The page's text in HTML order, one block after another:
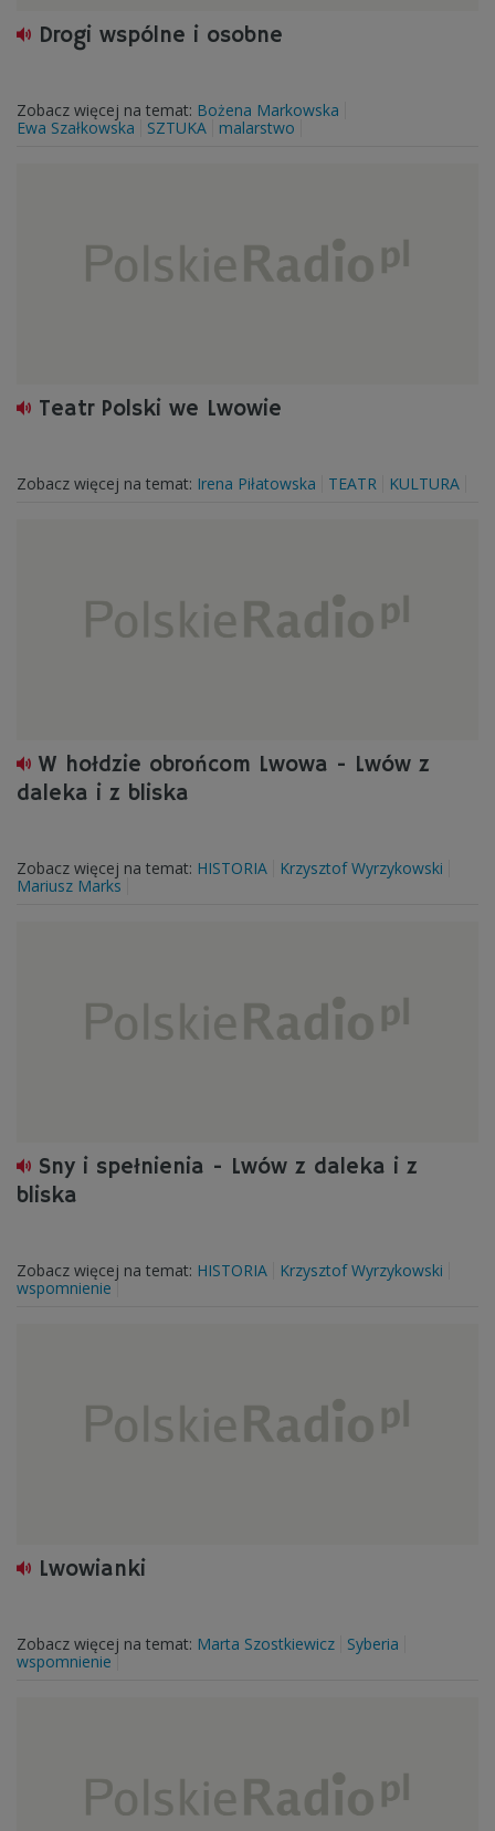
Drogi wspólne i osobne
Zobacz więcej na temat: Bożena Markowska
Ewa Szałkowska
SZTUKA malarstwo
Teatr Polski we Lwowie
Zobacz więcej na temat: Irena Piłatowska TEATR KULTURA
W hołdzie obrońcom Lwowa - Lwów z
daleka i z bliska
Zobacz więcej na temat: HISTORIA
Krzysztof Wyrzykowski
Mariusz Marks
Sny i spełnienia - Lwów z daleka i z
bliska
Zobacz więcej na temat: HISTORIA
Krzysztof Wyrzykowski
wspomnienie
Lwowianki
Zobacz więcej na temat: Marta Szostkiewicz
Syberia
wspomnienie